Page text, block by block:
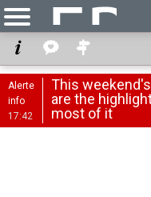
Alerte
info
17:42
This
are the
most of it